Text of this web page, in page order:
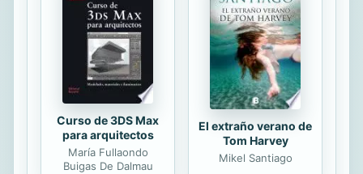
aventuras y entrañables personajes,
sus amoríos, crímenes, traiciones y
heroicidades. También una historia...
Curso de 3DS Max
para arquitectos
María Fullaondo
Buigas De Dalmau
El extraño verano de
Tom Harvey
Mikel Santiago